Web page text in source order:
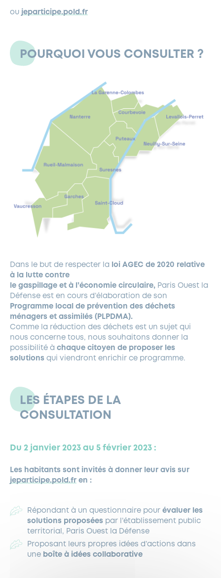
ou jeparticipe.pold.fr
POURQUOI VOUS CONSULTER ?
Dans le but de respecter la loi AGEC de 2020 relative
à la lutte contre
le gaspillage et à l’économie circulaire, Paris Ouest la
Défense est en cours d’élaboration de son
Programme local de prévention des déchets
ménagers et assimilés (PLPDMA).
Comme la réduction des déchets est un sujet qui
nous concerne tous, nous souhaitons donner la
possibilité à chaque citoyen de proposer les
solutions qui viendront enrichir ce programme.
LES ÉTAPES DE LA
CONSULTATION
Du 2 janvier 2023 au 5 février 2023 :
Les habitants sont invités à donner leur avis sur
jeparticipe.pold.fr en :
Répondant à un questionnaire pour évaluer les
solutions proposées par l’établissement public
territorial, Paris Ouest la Défense
Proposant leurs propres idées d’actions dans
une boîte à idées collaborative